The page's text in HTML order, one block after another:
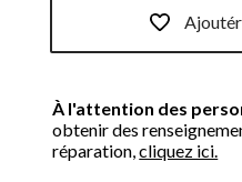
Ajoutér
À l'attention des
obtenir des
réparation,cliquez ici.